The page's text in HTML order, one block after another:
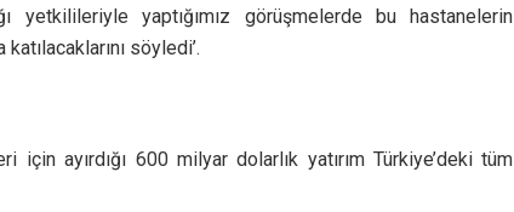
yetkilileriyle yaptığımız görüşmelerde bu hastanelerin
söyledi’.
için ayırdığı 600 milyar dolarlık yatırım Türkiye’deki tüm